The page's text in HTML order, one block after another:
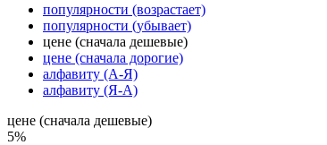
популярности (возрастает)
популярности (убывает)
цене (сначала дешевые)
цене (сначала дорогие)
алфавиту (А-Я)
алфавиту (Я-А)
цене (сначала дешевые)
5%